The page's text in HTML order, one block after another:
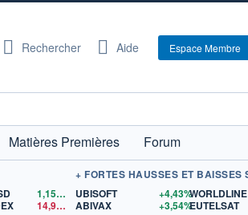
Rechercher Aide Espace Membre
Matières Premières
Forum
1,1560
$US
14,96$US
UBISOFT
+4,43%
ABIVAX
+3,54%
WORLDLINE
EUTELSAT